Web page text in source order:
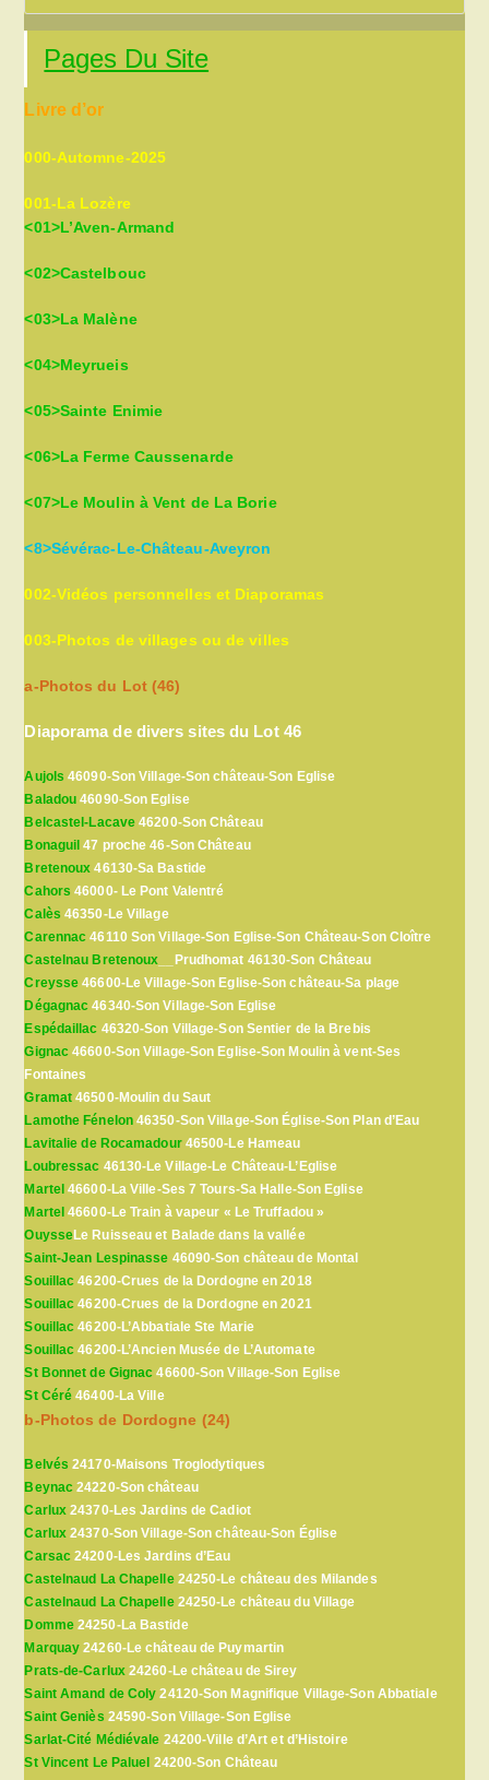
Pages Du Site
Livre d’or
000-Automne-2025
001-La Lozère
<01>L’Aven-Armand
<02>Castelbouc
<03>La Malène
<04>Meyrueis
<05>Sainte Enimie
<06>La Ferme Caussenarde
<07>Le Moulin à Vent de La Borie
<8>Sévérac-Le-Château-Aveyron
002-Vidéos personnelles et Diaporamas
003-Photos de villages ou de villes
a-Photos du Lot (46)
Diaporama de divers sites du Lot 46
Aujols 46090-Son Village-Son château-Son Eglise
Baladou 46090-Son Eglise
Belcastel-Lacave 46200-Son Château
Bonaguil 47 proche 46-Son Château
Bretenoux 46130-Sa Bastide
Cahors 46000- Le Pont Valentré
Calès 46350-Le Village
Carennac 46110 Son Village-Son Eglise-Son Château-Son Cloître
Castelnau Bretenoux __Prudhomat 46130-Son Château
Creysse 46600-Le Village-Son Eglise-Son château-Sa plage
Dégagnac 46340-Son Village-Son Eglise
Espédaillac 46320-Son Village-Son Sentier de la Brebis
Gignac 46600-Son Village-Son Eglise-Son Moulin à vent-Ses
Fontaines
Gramat 46500-Moulin du Saut
Lamothe Fénelon46350-Son Village-Son Église-Son Plan d’Eau
Lavitalie de Rocamadour46500-Le Hameau
Loubressac 46130-Le Village-Le Château-L’Eglise
Martel 46600-La Ville-Ses 7 Tours-Sa Halle-Son Eglise
Martel 46600-Le Train à vapeur « Le Truffadou »
OuysseLe Ruisseau et Balade dans la vallée
Saint-Jean Lespinasse 46090-Son château de Montal
Souillac 46200-Crues de la Dordogne en 2018
Souillac 46200-Crues de la Dordogne en 2021
Souillac 46200-L’Abbatiale Ste Marie
Souillac 46200-L’Ancien Musée de L’Automate
St Bonnet de Gignac 46600-Son Village-Son Eglise
St Céré 46400-La Ville
b-Photos de Dordogne (24)
Belvés 24170-Maisons Troglodytiques
Beynac 24220-Son château
Carlux 24370-Les Jardins de Cadiot
Carlux 24370-Son Village-Son château-Son Église
Carsac 24200-Les Jardins d’Eau
Castelnaud La Chapelle24250-Le château des Milandes
Castelnaud La Chapelle24250-Le château du Village
Domme24250-La Bastide
Marquay 24260-Le château de Puymartin
Prats-de-Carlux24260-Le château de Sirey
Saint Amand de Coly 24120-Son Magnifique Village-Son Abbatiale
Saint Geniès 24590-Son Village-Son Eglise
Sarlat-Cité Médiévale 24200-Ville d’Art et d’Histoire
St Vincent Le Paluel 24200-Son Château